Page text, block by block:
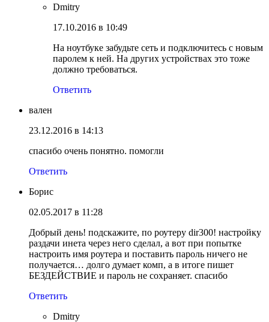
Dmitry
17.10.2016 в 10:49
На ноутбуке забудьте сеть и подключитесь с новым
паролем к ней. На других устройствах это тоже
должно требоваться.
Ответить
вален
23.12.2016 в 14:13
спасибо очень понятно. помогли
Ответить
Борис
02.05.2017 в 11:28
Добрый день! подскажите, по роутеру dir300! настройку
раздачи инета через него сделал, а вот при попытке
настроить имя роутера и поставить пароль ничего не
получается… долго думает комп, а в итоге пишет
БЕЗДЕЙСТВИЕ и пароль не сохраняет. спасибо
Ответить
Dmitry